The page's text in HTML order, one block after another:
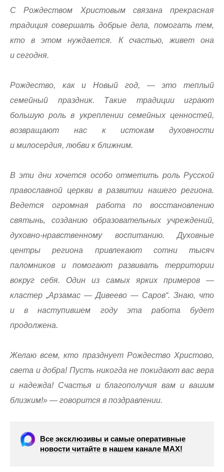
С Рождеством Христовым связана прекрасная
традиция совершать добрые дела, помогать тем,
кто в этом нуждается. К счастью, живет она
и сегодня.
Рождество, как и Новый год, — это теплый
семейный праздник. Такие традиции играют
большую роль в укреплении семейных ценностей,
возвращают нас к истокам духовности
и милосердия, любви к ближним.
В эти дни хочется особо отметить роль Русской
православной церкви в развитии нашего региона.
Ведется огромная работа по восстановлению
святынь, созданию образовательных учреждений,
духовно-нравственному воспитанию. Духовные
центры региона привлекают сотни тысяч
паломников и помогают развивать территории
вокруг себя. Один из самых ярких примеров —
кластер „Арзамас — Дивеево — Саров“. Знаю, что
и в наступившем году эта работа будет
продолжена.
Желаю всем, кто празднует Рождество Христово,
света и добра! Пусть никогда не покидают вас вера
и надежда! Счастья и благополучия вам и вашим
близким!» — говорится в поздравлении.
Все эксклюзивы и самые оперативные
новости читайте в нашем канале МАХ!